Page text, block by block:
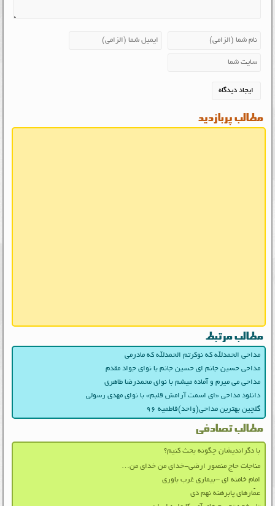
مطالب پربازدید
مطالب مرتبط
مداحی الحمدلله که نوکرتم الحمدلله که مادرمی
مداحی حسین جانم ای حسین جانم با نوای جواد مقدم
مداحی می میرم و آماده میشم با نوای محمدرضا طاهری
دانلود مداحی «ای اسمت آرامش قلبم» با نوای مهدی رسولی
گلچین بهترین مداحی(واحد)فاطمیه ۹۶
مطالب تصادفی
با دگرانديشان چگونه بحث کنيم؟
مناجات حاج منصور ارضی-خدای من خدای من…
امام خامنه ای -بیماری غرب باوری
عمّارهای پابرهنه نهم دی